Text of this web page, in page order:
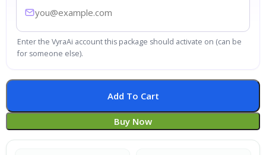
Enter the VyraAi account this package should activate on (can be
for someone else).
Add To Cart
Buy Now